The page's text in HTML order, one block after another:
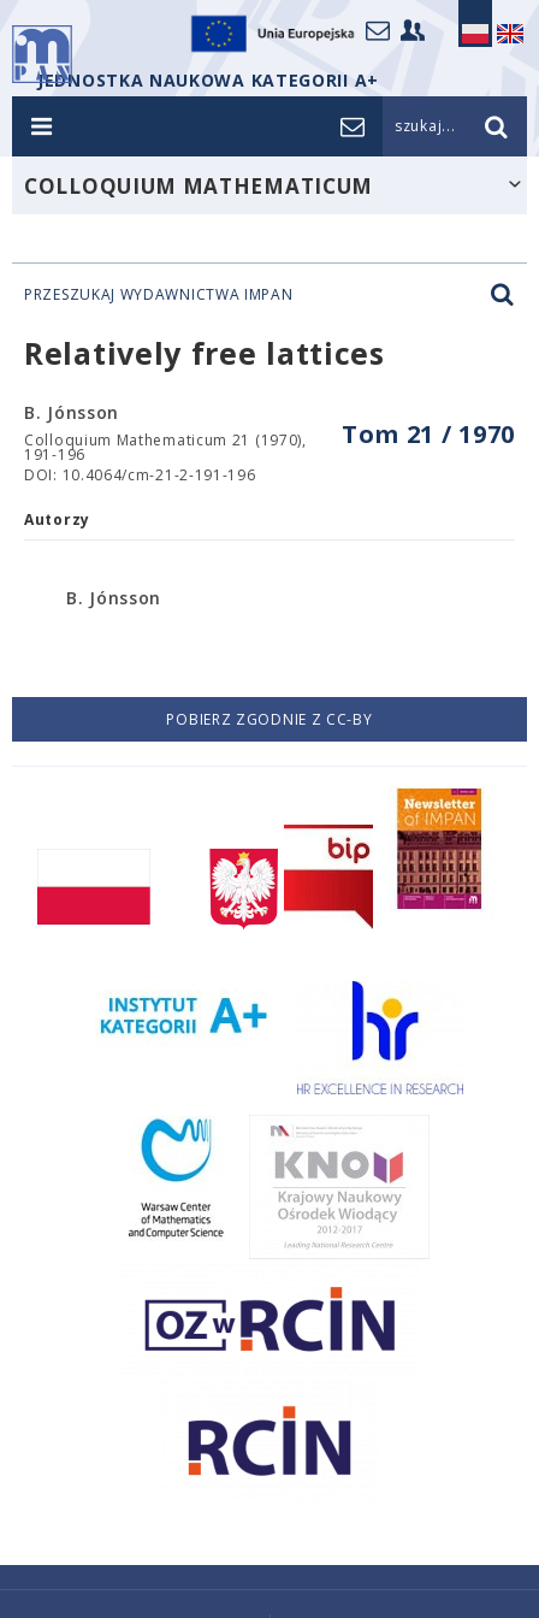
JEDNOSTKA NAUKOWA KATEGORII A+
szukaj...
COLLOQUIUM MATHEMATICUM
PRZESZUKAJ WYDAWNICTWA IMPAN
Relatively free lattices
Tom 21 / 1970
B. Jónsson
Colloquium Mathematicum 21 (1970),
191-196
DOI: 10.4064/cm-21-2-191-196
Autorzy
B. Jónsson
POBIERZ ZGODNIE Z CC-BY